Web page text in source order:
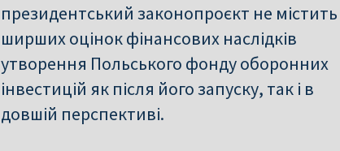
президентський законопроєкт не містить
ширших оцінок фінансових наслідків
утворення Польського фонду оборонних
інвестицій як після його запуску, так і в
довшій перспективі.